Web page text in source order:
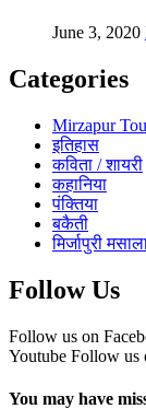
June 3, 2020
Categories
Mirzapur
इतिहास
कविता / शायरी
कहानिया
पंक्तिया
बकैती
मिर्जापुरी
Follow Us
Follow us on
Youtube Follow us
You may have